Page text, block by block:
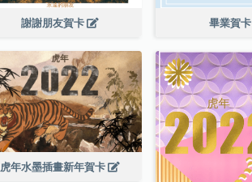
謝謝朋友賀卡 畢業賀卡
虎年水墨插畫新年賀卡